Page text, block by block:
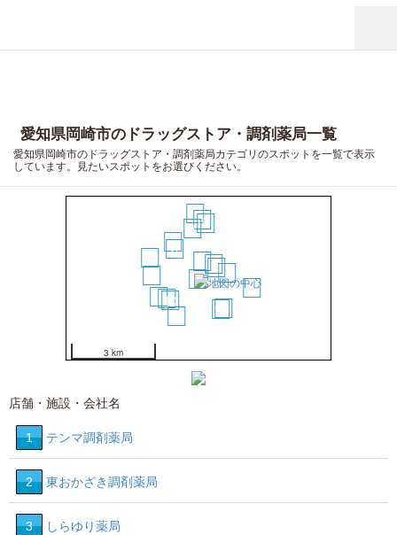
愛知県岡崎市のドラッグストア・調剤薬局一覧
愛知県岡崎市のドラッグストア・調剤薬局カテゴリのスポットを一覧で表示
しています。見たいスポットをお選びください。
2
34 5
6
7
8 9
10
11
12
14
17
18
20
3 km
店舗・施設・会社名
1 テンマ調剤薬局
2 東おかざき調剤薬局
3 しらゆり薬局